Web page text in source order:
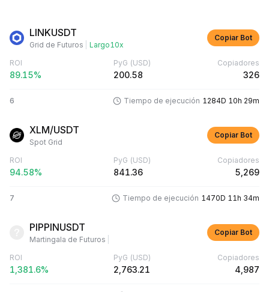
LINKUSDT
Grid de Futuros Largo10x
Copiar Bot
ROI
89.15%
PyG (USD)
200.58
Copiadores
326
6 Tiempo de ejecución 1284D 10h 29m
XLM/USDT
Spot Grid
Copiar Bot
ROI
94.58%
PyG (USD)
841.36
Copiadores
5,269
7 Tiempo de ejecución 1470D 11h 34m
PIPPINUSDT
Martingala de Futuros
Copiar Bot
ROI
1,381.6%
PyG (USD)
2,763.21
Copiadores
4,987